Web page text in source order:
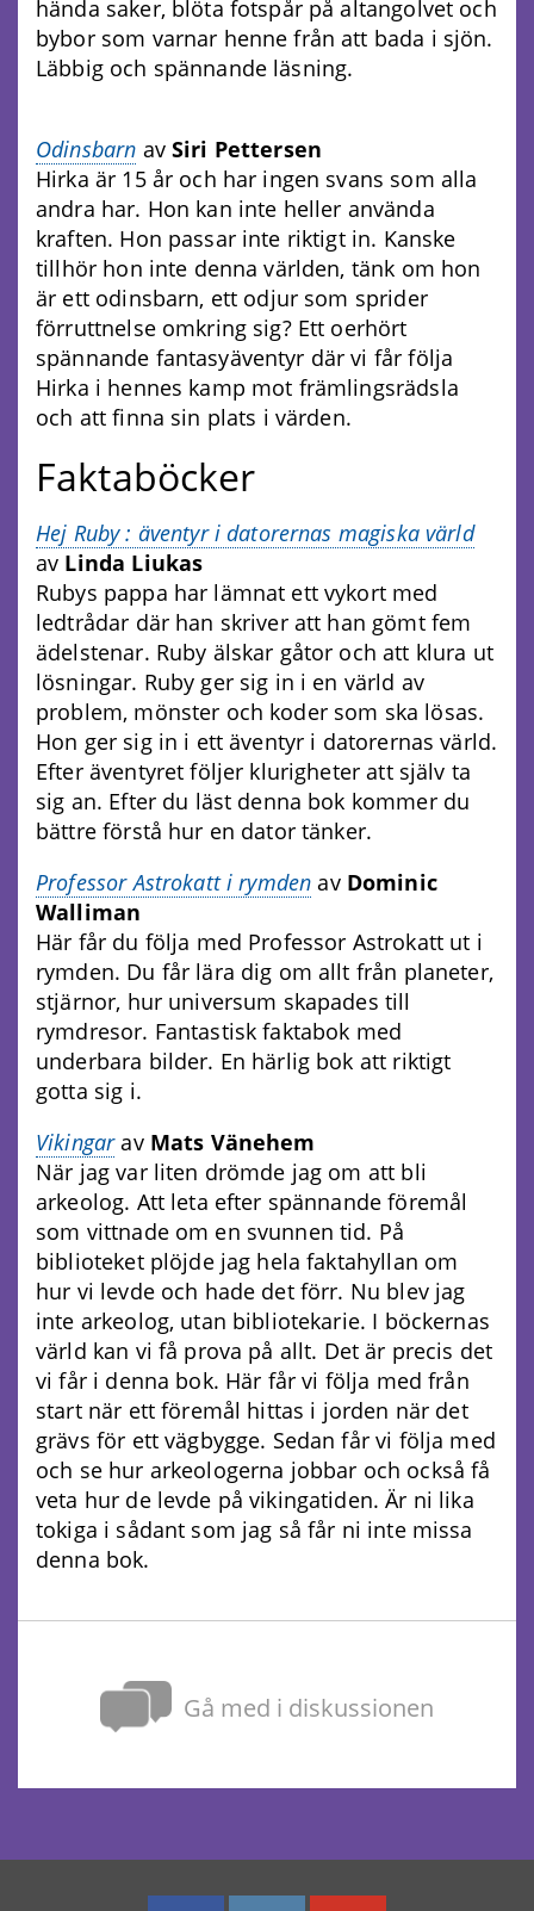
hända saker, blöta fotspår på altangolvet och
bybor som varnar henne från att bada i sjön.
Läbbig och spännande läsning.
Odinsbarn av Siri Pettersen
Hirka är 15 år och har ingen svans som alla
andra har. Hon kan inte heller använda
kraften. Hon passar inte riktigt in. Kanske
tillhör hon inte denna världen, tänk om hon
är ett odinsbarn, ett odjur som sprider
förruttnelse omkring sig? Ett oerhört
spännande fantasyäventyr där vi får följa
Hirka i hennes kamp mot främlingsrädsla
och att finna sin plats i värden.
Faktaböcker
Hej Ruby : äventyr i datorernas magiska värld
av Linda Liukas
Rubys pappa har lämnat ett vykort med
ledtrådar där han skriver att han gömt fem
ädelstenar. Ruby älskar gåtor och att klura ut
lösningar. Ruby ger sig in i en värld av
problem, mönster och koder som ska lösas.
Hon ger sig in i ett äventyr i datorernas värld.
Efter äventyret följer klurigheter att själv ta
sig an. Efter du läst denna bok kommer du
bättre förstå hur en dator tänker.
Professor Astrokatt i rymden av Dominic
Walliman
Här får du följa med Professor Astrokatt ut i
rymden. Du får lära dig om allt från planeter,
stjärnor, hur universum skapades till
rymdresor. Fantastisk faktabok med
underbara bilder. En härlig bok att riktigt
gotta sig i.
VikingaravMats Vänehem
När jag var liten drömde jag om att bli
arkeolog. Att leta efter spännande föremål
som vittnade om en svunnen tid. På
biblioteket plöjde jag hela faktahyllan om
hur vi levde och hade det förr. Nu blev jag
inte arkeolog, utan bibliotekarie. I böckernas
värld kan vi få prova på allt. Det är precis det
vi får i denna bok. Här får vi följa med från
start när ett föremål hittas i jorden när det
grävs för ett vägbygge. Sedan får vi följa med
och se hur arkeologerna jobbar och också få
veta hur de levde på vikingatiden. Är ni lika
tokiga i sådant som jag så får ni inte missa
denna bok.
Gå med i diskussionen